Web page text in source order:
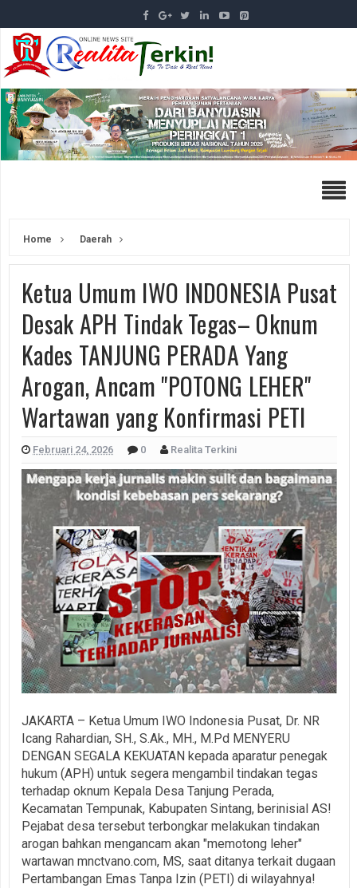
Home Daerah
Ketua Umum IWO INDONESIA Pusat
Desak APH Tindak Tegas– Oknum
Kades TANJUNG PERADA Yang
Arogan, Ancam "POTONG LEHER"
Wartawan yang Konfirmasi PETI
Februari 24, 2026 0 Realita Terkini
JAKARTA – Ketua Umum IWO Indonesia Pusat, Dr. NR
Icang Rahardian, SH., S.Ak., MH., M.Pd MENYERU
DENGAN SEGALA KEKUATAN kepada aparatur penegak
hukum (APH) untuk segera mengambil tindakan tegas
terhadap oknum Kepala Desa Tanjung Perada,
Kecamatan Tempunak, Kabupaten Sintang, berinisial AS!
Pejabat desa tersebut terbongkar melakukan tindakan
arogan bahkan mengancam akan "memotong leher"
wartawan mnctvano.com, MS, saat ditanya terkait dugaan
Pertambangan Emas Tanpa Izin (PETI) di wilayahnya!